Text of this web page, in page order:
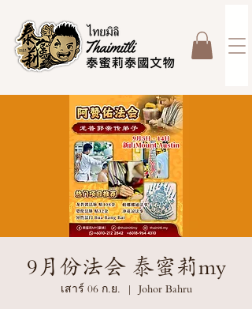
9月份法会 泰蜜莉my
เสาร์ 06 ก.ย.
  |
Johor Bahru